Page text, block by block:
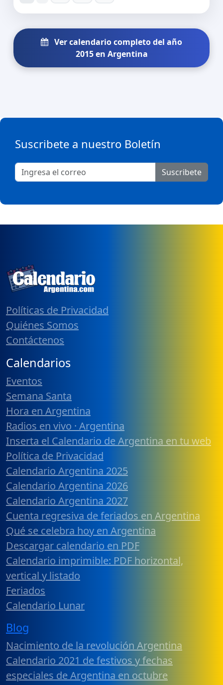
Ver calendario completo del año
2015 en Argentina
Suscribete a nuestro Boletín
Suscribete
Políticas de Privacidad
Quiénes Somos
Contáctenos
Calendarios
Eventos
Semana Santa
Hora en Argentina
Radios en vivo · Argentina
Inserta el Calendario de Argentina en tu web
Política de Privacidad
Calendario Argentina 2025
Calendario Argentina 2026
Calendario Argentina 2027
Cuenta regresiva de feriados en Argentina
Qué se celebra hoy en Argentina
Descargar calendario en PDF
Calendario imprimible: PDF horizontal,
vertical y listado
Feriados
Calendario Lunar
Blog
Nacimiento de la revolución Argentina
Calendario 2021 de festivos y fechas
especiales de Argentina en octubre